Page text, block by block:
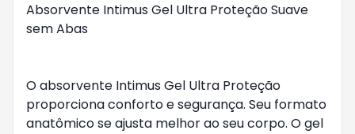
Absorvente Intimus Gel Ultra Proteção Suave
sem Abas
O absorvente Intimus Gel Ultra Proteção
proporciona conforto e segurança. Seu formato
anatômico se ajusta melhor ao seu corpo. O gel